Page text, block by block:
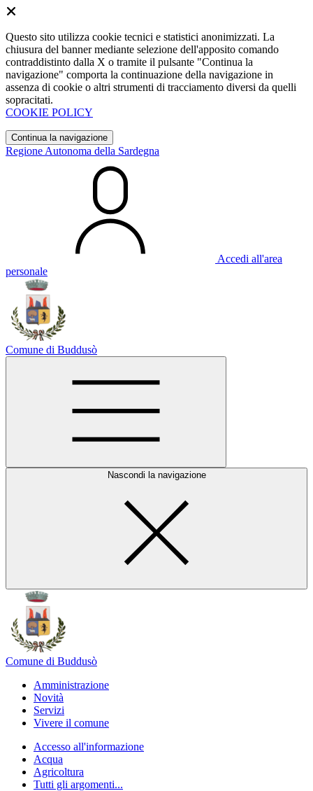
Questo sito utilizza cookie tecnici e statistici anonimizzati. La
chiusura del banner mediante selezione dell'apposito comando
contraddistinto dalla X o tramite il pulsante "Continua la
navigazione" comporta la continuazione della navigazione in
assenza di cookie o altri strumenti di tracciamento diversi da quelli
sopracitati.
COOKIE POLICY
Continua la navigazione
Regione Autonoma della Sardegna
Accedi all'area
personale
Comune di Buddusò
Nascondi la navigazione
Comune di Buddusò
Amministrazione
Novità
Servizi
Vivere il comune
Accesso all'informazione
Acqua
Agricoltura
Tutti gli argomenti...